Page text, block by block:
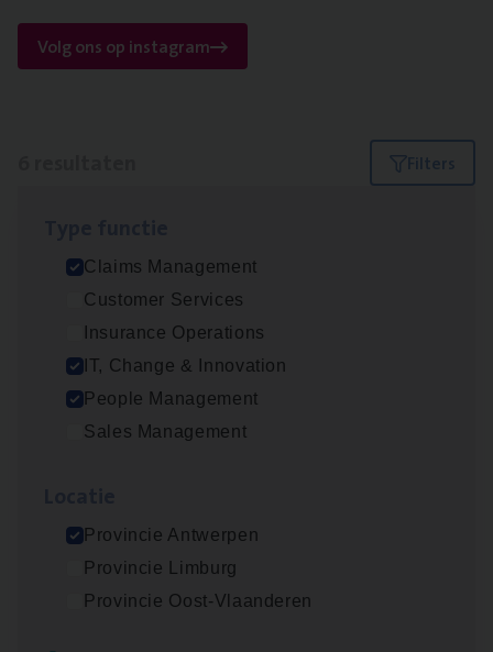
Volg ons op instagram
Filters
Claims Management
Customer Services
Insurance Operations
IT, Change & Innovation
People Management
Sales Management
Provincie Antwerpen
Provincie Limburg
Provincie Oost-Vlaanderen
(Agi­le)ITPro­ject Manager
IT, Change & Innovation
Antwerpen
Busi­ness Mana­ger Mari­ne Cargo
Claims­hand­ler Fleet&Bike